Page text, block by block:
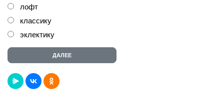
лофт
классику
эклектику